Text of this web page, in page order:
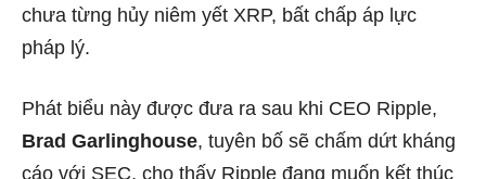
chưa từng hủy niêm yết XRP, bất chấp áp lực
pháp lý.
Phát biểu này được đưa ra sau khi CEO Ripple,
Brad Garlinghouse, tuyên bố sẽ chấm dứt kháng
cáo với SEC, cho thấy Ripple đang muốn kết thúc